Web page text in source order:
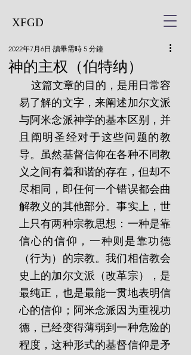
XFGD
神的主权（伯特纳）
2022年7月6日 讀畢需時 5 分鐘
易了解的文字，来阐述加尔文派
与阿米念派神学的基本区别，并
且阐明圣经对于这些问题的教
导。虽然基督信仰在各种不同教
义之间有着和谐的存在，但却不
尽相同，即任何一个错误都会曲
解教义的其他部分。事实上，世
上只有两种宗教思想：一种是靠
信心的信仰，一种则是靠功德
（行为）的宗教。我们相信教会
史上的加尔文派（改革宗），是
最纯正，也是最能一贯地表明信
心的信仰；阿米念派因为重视功
德，已经变得薄弱到一种危险的
程度，这种形式的基督信仰是矛